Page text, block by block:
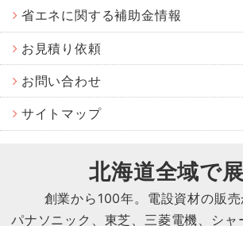
省エネに関する補助金情報
お見積り依頼
お問い合わせ
サイトマップ
北海道全域で
創業から 100年。電設資材の販売
パナソニック、東芝、三菱電機、シャ